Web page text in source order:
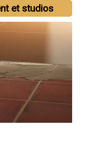
et studios